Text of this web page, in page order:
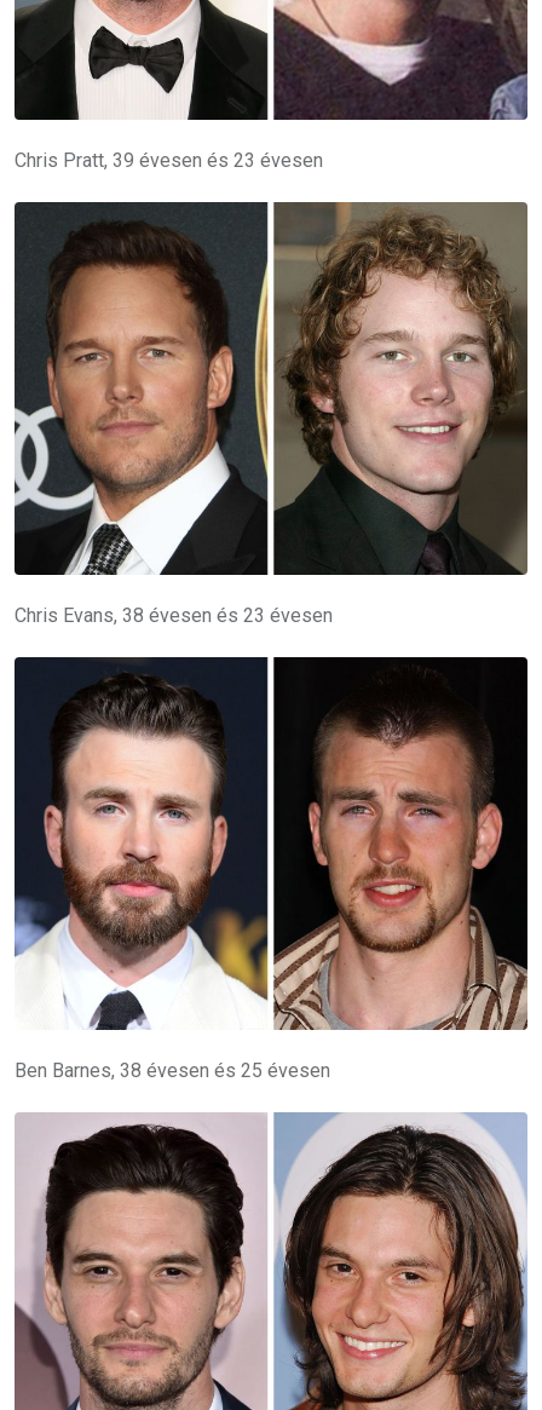
Chris Pratt, 39 évesen és 23 évesen
Chris Evans, 38 évesen és 23 évesen
Ben Barnes, 38 évesen és 25 évesen